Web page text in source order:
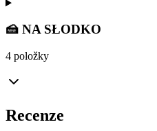
🍰 NA SŁODKO
4 položky
Recenze